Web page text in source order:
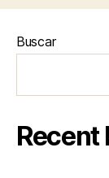
Buscar
Recent